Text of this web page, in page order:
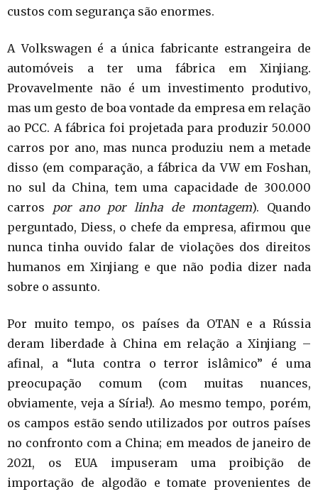
custos com segurança são enormes.
A Volkswagen é a única fabricante estrangeira de
automóveis a ter uma fábrica em Xinjiang.
Provavelmente não é um investimento produtivo,
mas um gesto de boa vontade da empresa em relação
ao PCC. A fábrica foi projetada para produzir 50.000
carros por ano, mas nunca produziu nem a metade
disso (em comparação, a fábrica da VW em Foshan,
no sul da China, tem uma capacidade de 300.000
carros por ano por linha de montagem). Quando
perguntado, Diess, o chefe da empresa, afirmou que
nunca tinha ouvido falar de violações dos direitos
humanos em Xinjiang e que não podia dizer nada
sobre o assunto.
Por muito tempo, os países da OTAN e a Rússia
deram liberdade à China em relação a Xinjiang –
afinal, a “luta contra o terror islâmico” é uma
preocupação comum (com muitas nuances,
obviamente, veja a Síria!). Ao mesmo tempo, porém,
os campos estão sendo utilizados por outros países
no confronto com a China; em meados de janeiro de
2021, os EUA impuseram uma proibição de
importação de algodão e tomate provenientes de